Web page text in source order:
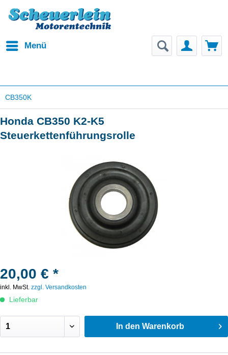
Menü
CB350K
Honda CB350 K2-K5
Steuerkettenführungsrolle
20,00 € *
inkl. MwSt. zzgl. Versandkosten
Lieferbar
In den Warenkorb